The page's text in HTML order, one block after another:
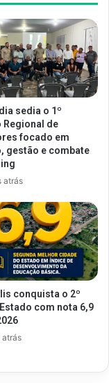
sedia o 1º
Regional de
focado em
gestão e combate
atrás
conquista o 2º
com nota 6,9
atrás